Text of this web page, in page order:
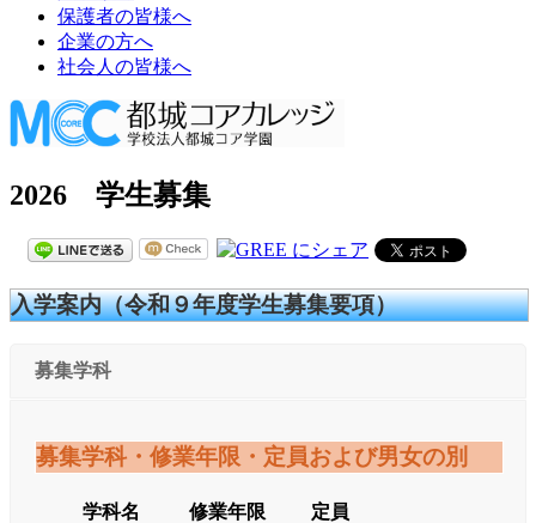
保護者の皆様へ
企業の方へ
社会人の皆様へ
2026 学生募集
入学案内（令和９年度学生募集要項）
募集学科
募集学科・修業年限・定員および男女の別
学科名 修業年限
定員